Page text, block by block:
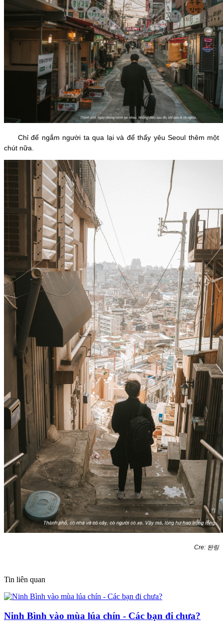
Chỉ để ngắm người ta qua lại và để thấy yêu Seoul thêm một
chút nữa.
Cre: 돤링
Tin liên quan
Ninh Bình vào mùa lúa chín - Các bạn đi chưa?